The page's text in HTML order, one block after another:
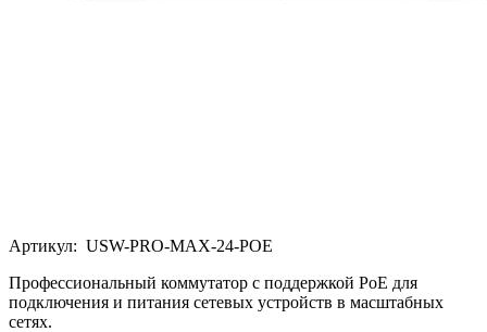
Артикул: USW-PRO-MAX-24-POE
Профессиональный коммутатор с поддержкой PoE для
подключения и питания сетевых устройств в масштабных
сетях.